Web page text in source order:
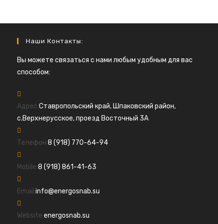
Наши Контакты:
Вы можете связаться с нами любым удобным для вас
способом:
Адрес:Ставропольский край, Шпаковский район,
с.Верхнерусское, проезд Восточный 3А
Телефон:8 (918) 770-64-94Откроется
Mobile:8 (918) 861-41-63
вашем
Email:info@energosnab.su
Website:energosnab.su